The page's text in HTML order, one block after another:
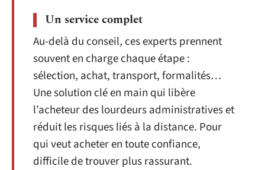
Un service complet
Au-delà du conseil, ces experts prennent
souvent en charge chaque étape :
sélection, achat, transport, formalités…
Une solution clé en main qui libère
l’acheteur des lourdeurs administratives et
réduit les risques liés à la distance. Pour
qui veut acheter en toute confiance,
difficile de trouver plus rassurant.